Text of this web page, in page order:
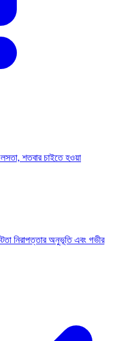
শতবার চাইতে হওয়া
নিরাপত্তার অনুভূতি এবং গভীর